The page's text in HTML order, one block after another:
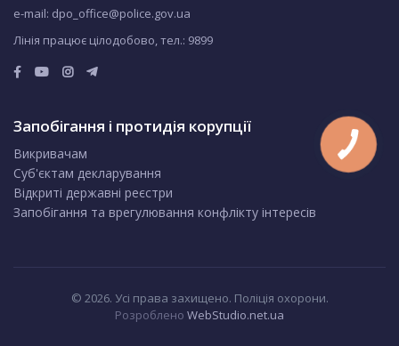
e-mail: dpo_office@police.gov.ua
Лінія працює цілодобово, тел.: 9899
Запобігання і протидія корупції
Викривачам
Суб'єктам декларування
Відкриті державні реєстри
Запобігання та врегулювання конфлікту інтересів
© 2026. Усі права захищено. Поліція охорони.
Розроблено WebStudio.net.ua